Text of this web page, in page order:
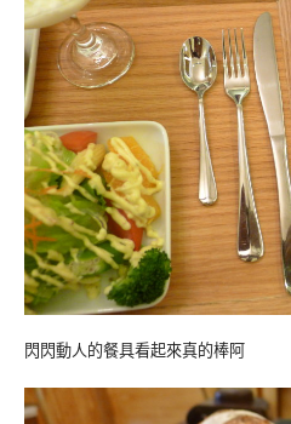
閃閃動人的餐具看起來真的棒阿